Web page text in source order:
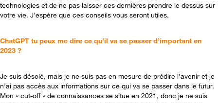
technologies et de ne pas laisser ces dernières prendre le dessus sur
votre vie. J’espère que ces conseils vous seront utiles.
ChatGPT tu peux me dire ce qu’il va se passer d’important en
2023 ?
Je suis désolé, mais je ne suis pas en mesure de prédire l’avenir et je
n’ai pas accès aux informations sur ce qui va se passer dans le futur.
Mon « cut-off » de connaissances se situe en 2021, donc je ne suis